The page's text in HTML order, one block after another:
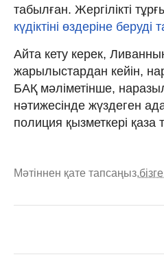
табылған. Жергілікті
күдіктіні өздеріне
Айта кету керек,
жарылыстардан кейін,
БАҚ мәліметінше,
нәтижесінде жүздеген
полиция қызметкері қаза
Мәтіннен қате тапсаңыз,